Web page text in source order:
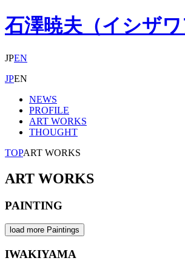
石澤暁夫（イシザ
JPEN
JPEN
NEWS
PROFILE
ART WORKS
THOUGHT
TOPART WORKS
ART WORKS
PAINTING
load more Paintings
IWAKIYAMA